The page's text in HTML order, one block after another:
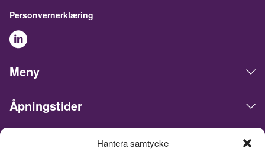
Hantera samtycke
Personvernerklæring
Meny
Åpningstider
Live Expo arrangerer messer, møter, konferanser og events i